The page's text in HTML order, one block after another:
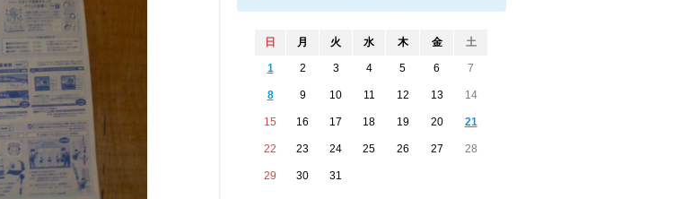
日 月 火 水 木 金 土
1 2 3 4 5 6 7
8 9 10 11 12 13 14
15 16 17 18 19 20 21
22 23 24 25 26 27 28
29 30 31